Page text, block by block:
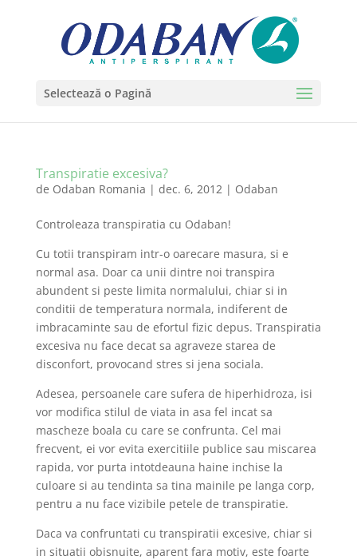
Selectează o Pagină
Transpiratie excesiva?
de Odaban Romania | dec. 6, 2012| Odaban
Controleaza transpiratia cu Odaban!
Cu totii transpiram intr-o oarecare masura, si e
normal asa. Doar ca unii dintre noi transpira
abundent si peste limita normalului, chiar si in
conditii de temperatura normala, indiferent de
imbracaminte sau de efortul fizic depus. Transpiratia
excesiva nu face decat sa agraveze starea de
disconfort, provocand stres si jena sociala.
Adesea, persoanele care sufera de hiperhidroza, isi
vor modifica stilul de viata in asa fel incat sa
mascheze boala cu care se confrunta. Cel mai
frecvent, ei vor evita exercitiile publice sau miscarea
rapida, vor purta intotdeauna haine inchise la
culoare si au tendinta sa tina mainile pe langa corp,
pentru a nu face vizibile petele de transpiratie.
Daca va confruntati cu transpiratii excesive, chiar si
in situatii obisnuite, aparent fara motiv, este foarte